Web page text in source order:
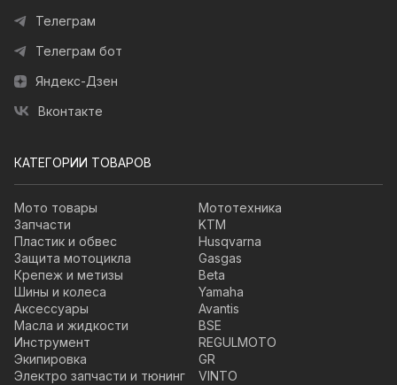
Телеграм
Телеграм бот
Яндекс-Дзен
Вконтакте
КАТЕГОРИИ ТОВАРОВ
Мото товары
Запчасти
Пластик и обвес
Защита мотоцикла
Крепеж и метизы
Шины и колеса
Аксессуары
Масла и жидкости
Инструмент
Экипировка
Электро запчасти и тюнинг
Мототехника
KTM
Husqvarna
Gasgas
Beta
Yamaha
Avantis
BSE
REGULMOTO
GR
VINTO